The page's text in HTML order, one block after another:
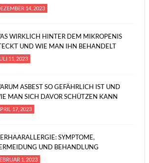
14, 2023
WIRKLICH HINTER DEM MIKROPENIS
UND WIE MAN IHN BEHANDELT
11, 2023
ASBEST SO GEFÄHRLICH IST UND
MAN SICH DAVOR SCHÜTZEN KANN
17, 2023
SYMPTOME,
UND BEHANDLUNG
1, 2023